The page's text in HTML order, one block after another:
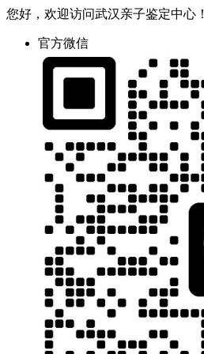
您好，欢迎访问武汉亲子鉴定中心！
官方微信